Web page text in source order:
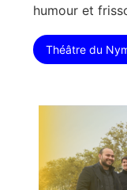
humour et
Théâtre du